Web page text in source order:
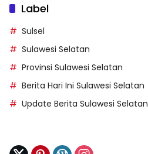
Label
Sulsel
Sulawesi Selatan
Provinsi Sulawesi Selatan
Berita Hari Ini Sulawesi Selatan
Update Berita Sulawesi Selatan